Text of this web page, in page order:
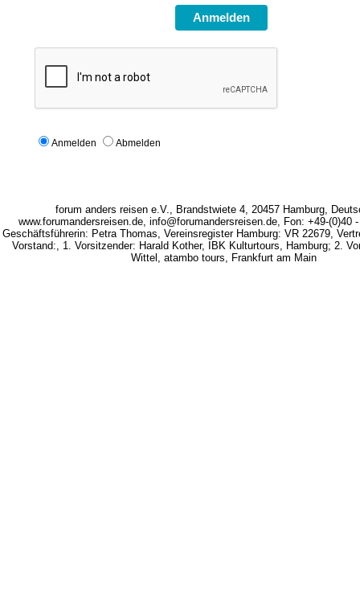
Anmelden
Anmelden Abmelden
forum anders reisen e.V., Brandstwiete 4, 20457 Hamburg,
www.forumandersreisen.de, info@forumandersreisen.de, Fon: +49-(0)40
Geschäftsführerin: Petra Thomas, Vereinsregister Hamburg: VR 22679,
Vorstand:, 1. Vorsitzender: Harald Kother, IBK Kulturtours, Hamburg; 2.
Wittel, atambo tours, Frankfurt am Main